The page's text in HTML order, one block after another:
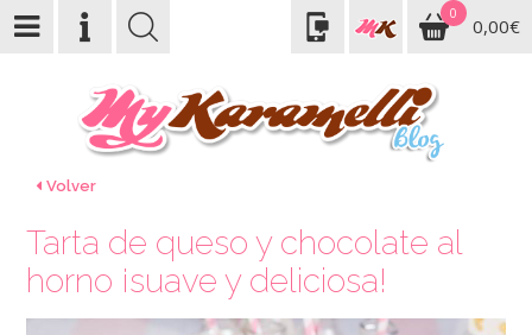
0
0,00€
Volver
Tarta de queso y chocolate al
horno ¡suave y deliciosa!